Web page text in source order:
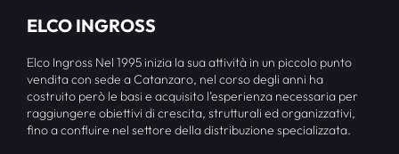
ELCO INGROSS
Elco Ingross Nel 1995 inizia la sua attività in un piccolo punto
vendita con sede a Catanzaro, nel corso degli anni ha
costruito però le basi e acquisito l’esperienza necessaria per
raggiungere obiettivi di crescita, strutturali ed organizzativi,
fino a confluire nel settore della distribuzione specializzata.